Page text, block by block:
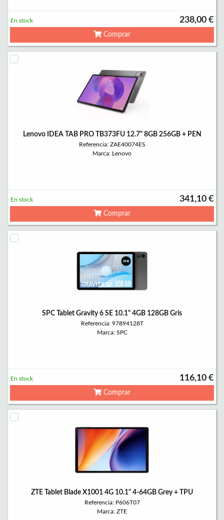
238,00 €
En stock
Comprar
Lenovo IDEA TAB PRO TB373FU 12.7" 8GB 256GB + PEN
Referencia: ZAE40074ES
Marca: Lenovo
341,10 €
En stock
Comprar
SPC Tablet Gravity 6 SE 10.1" 4GB 128GB Gris
Referencia: 97894128T
Marca: SPC
116,10 €
En stock
Comprar
ZTE Tablet Blade X1001 4G 10.1" 4-64GB Grey + TPU
Referencia: P606T07
Marca: ZTE